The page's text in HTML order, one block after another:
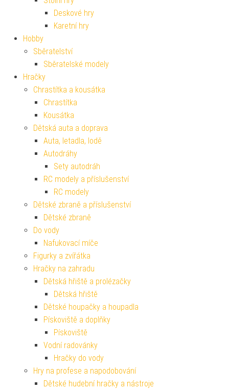
Deskové hry
Karetní hry
Hobby
Sběratelství
Sběratelské modely
Hračky
Chrastítka a kousátka
Chrastítka
Kousátka
Dětská auta a doprava
Auta, letadla, lodě
Autodráhy
Sety autodráh
RC modely a příslušenství
RC modely
Dětské zbraně a příslušenství
Dětské zbraně
Do vody
Nafukovací míče
Figurky a zvířátka
Hračky na zahradu
Dětská hřiště a prolézačky
Dětská hřiště
Dětské houpačky a houpadla
Pískoviště a doplňky
Pískoviště
Vodní radovánky
Hračky do vody
Hry na profese a napodobování
Dětské hudební hračky a nástroje